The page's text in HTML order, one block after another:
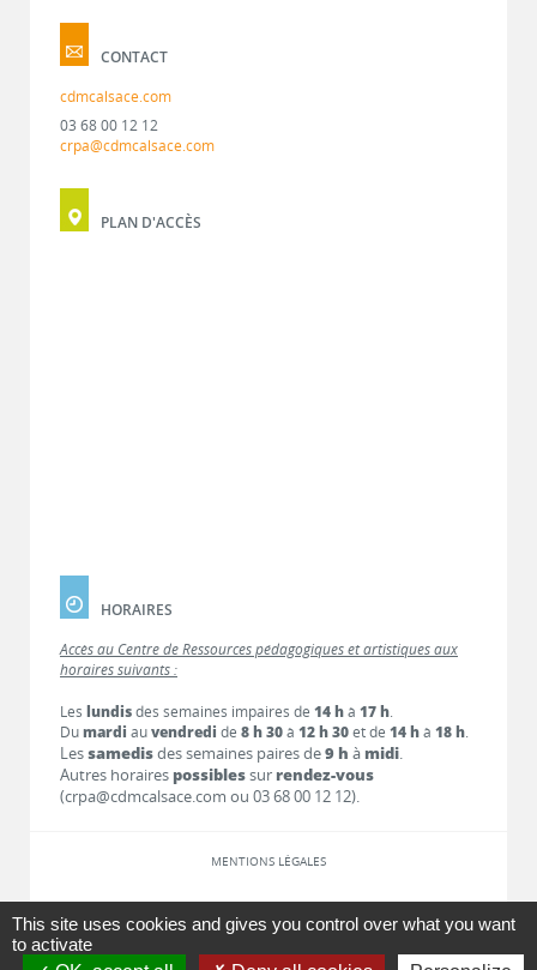
CONTACT
cdmcalsace.com
03 68 00 12 12
crpa@cdmcalsace.com
PLAN D'ACCÈS
HORAIRES
Accès au Centre de Ressources pédagogiques et artistiques aux
horaires suivants :
Les lundisdes semaines impaires de 14 hà 17 h.
Dumardi auvendredi de 8 h 30à 12 h 30et de 14 hà 18 h.
Lessamedisdes semaines paires de9 h à midi.
Autres horaires possiblessur rendez-vous
(crpa@cdmcalsace.com ou 03 68 00 12 12).
MENTIONS LÉGALES
LIENS
This site uses cookies and gives you control over what you want
to activate